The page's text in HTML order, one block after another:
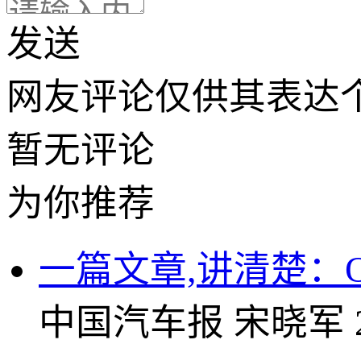
发送
网友评论仅供其表达
暂无评论
为你推荐
一篇文章,讲清楚
中国汽车报 宋晓军